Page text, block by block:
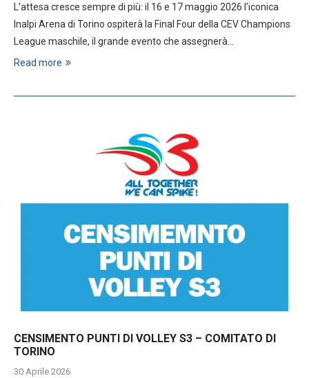
L’attesa cresce sempre di più: il 16 e 17 maggio 2026 l’iconica
Inalpi Arena di Torino ospiterà la Final Four della CEV Champions
League maschile, il grande evento che assegnerà…
Read more
CENSIMENTO PUNTI DI VOLLEY S3 – COMITATO DI
TORINO
30 Aprile 2026